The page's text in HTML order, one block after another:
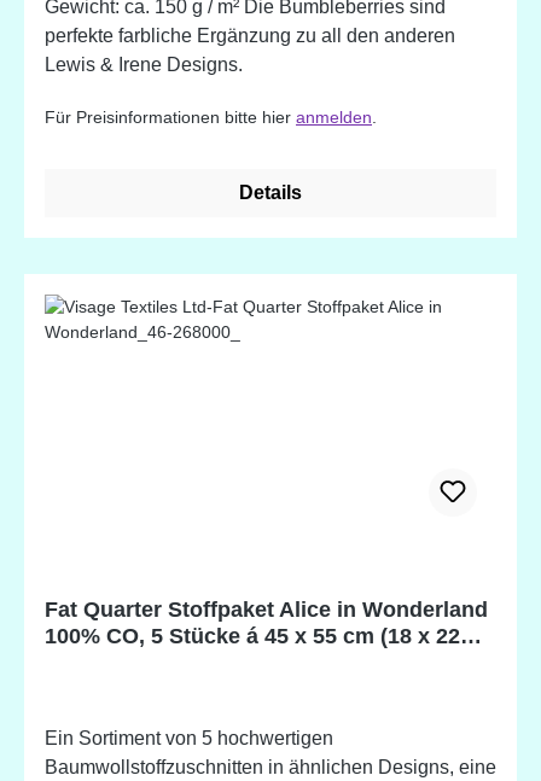
Gewicht: ca. 150 g / m² Die Bumbleberries sind
perfekte farbliche Ergänzung zu all den anderen
Lewis & Irene Designs.
Für Preisinformationen bitte hier anmelden
Details
Fat Quarter Stoffpaket Alice in Wonderland
100% CO, 5 Stücke á 45 x 55 cm (18 x 22
Ein Sortiment von 5 hochwertigen
Baumwollstoffzuschnitten in ähnlichen Designs, eine